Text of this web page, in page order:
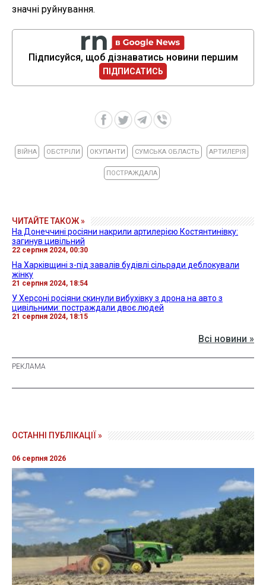
значні руйнування.
Підписуйся, щоб дізнаватись новини першим
ПІДПИСАТИСЬ
ВІЙНА ОБСТРІЛИ ОКУПАНТИ СУМСЬКА ОБЛАСТЬ АРТИЛЕРІЯ
ПОСТРАЖДАЛА
ЧИТАЙТЕ ТАКОЖ »
На Донеччині росіяни накрили артилерією Костянтинівку:
загинув цивільний
22 серпня 2024, 00:30
На Харківщині з-під завалів будівлі сільради деблокували
жінку
21 серпня 2024, 18:54
У Херсоні росіяни скинули вибухівку з дрона на авто з
цивільними: постраждали двоє людей
21 серпня 2024, 18:15
Всі новини »
ОСТАННІ ПУБЛІКАЦІЇ »
06 серпня 2026